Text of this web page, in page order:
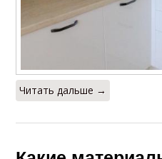
Читать дальше →